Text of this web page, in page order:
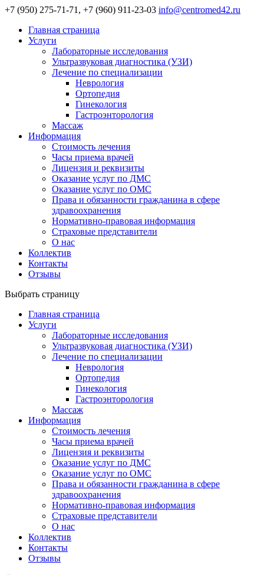
+7 (950) 275-71-71, +7 (960) 911-23-03 info@centromed42.ru
Главная страница
Услуги
Лабораторные исследования
Ультразвуковая диагностика (УЗИ)
Лечение по специализации
Неврология
Ортопедия
Гинекология
Гастроэнторология
Массаж
Информация
Стоимость лечения
Часы приема врачей
Лицензия и реквизиты
Оказание услуг по ДМС
Оказание услуг по ОМС
Права и обязанности гражданина в сфере
здравоохранения
Нормативно-правовая информация
Страховые представители
О нас
Коллектив
Контакты
Отзывы
Выбрать страницу
Главная страница
Услуги
Лабораторные исследования
Ультразвуковая диагностика (УЗИ)
Лечение по специализации
Неврология
Ортопедия
Гинекология
Гастроэнторология
Массаж
Информация
Стоимость лечения
Часы приема врачей
Лицензия и реквизиты
Оказание услуг по ДМС
Оказание услуг по ОМС
Права и обязанности гражданина в сфере
здравоохранения
Нормативно-правовая информация
Страховые представители
О нас
Коллектив
Контакты
Отзывы